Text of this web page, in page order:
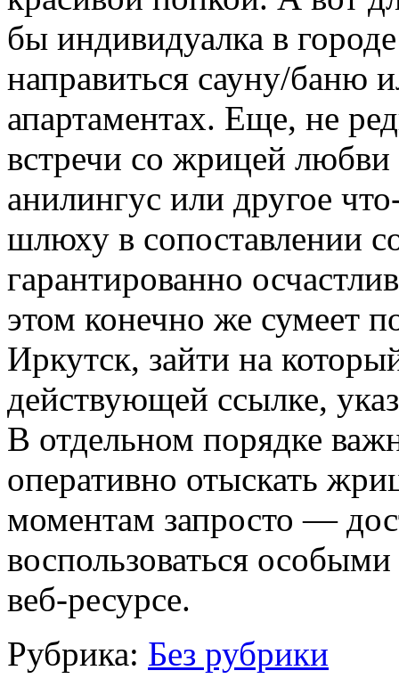
бы индивидуалка в
направиться сауну/баню
апартаментах. Еще, не
встречи со жрицей любви
анилингус или другое
шлюху в сопоставлении
гарантированно
этом конечно же сумеет
Иркутск, зайти на
действующей ссылке,
В отдельном порядке
оперативно отыскать
моментам запросто —
воспользоваться
веб-ресурсе.
Рубрика: Без рубрики